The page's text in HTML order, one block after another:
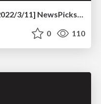
[Observability conference 2022/3/11] NewsPicks のプロダクト開発エンジニアが実践するスキルとしての SRE
0 110